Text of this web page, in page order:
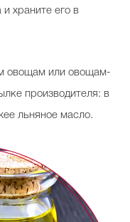
храните его в
овощам или овощам-
производителя: в
льняное масло.